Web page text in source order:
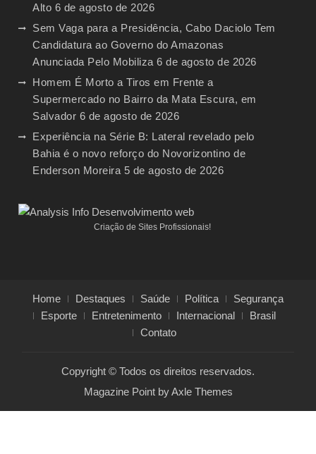
Alto 6 de agosto de 2026
Sem Vaga para a Presidência, Cabo Daciolo Tem
Candidatura ao Governo do Amazonas
Anunciada Pelo Mobiliza 6 de agosto de 2026
Homem É Morto a Tiros em Frente a
Supermercado no Bairro da Mata Escura, em
Salvador 6 de agosto de 2026
Experiência na Série B: Lateral revelado pelo
Bahia é o novo reforço do Novorizontino de
Enderson Moreira 5 de agosto de 2026
Criação de Sites Profissionais!
Home Destaques Saúde Política
Segurança
Esporte
Entretenimento Internacional
Brasil
Contato
Copyright © Todos os direitos reservados.
Magazine Point byAxle Themes